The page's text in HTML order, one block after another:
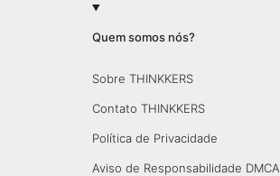
Quem somos nós?
Sobre THINKKERS
Contato THINKKERS
Política de Privacidade
Aviso de Responsabilidade DMCA